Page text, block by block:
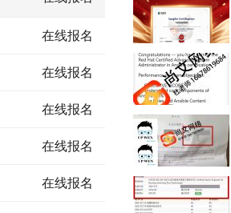
在线报名
在线报名
在线报名
在线报名
在线报名